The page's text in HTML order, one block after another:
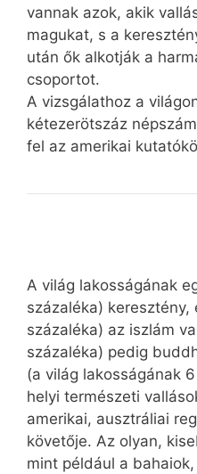
vannak azok, akik
magukat, s a
után ők alkotják a
csoportot.
A vizsgálathoz a
kétezerötszáz
fel az amerikai
A világ lakosságának
százaléka) keresztény,
százaléka) az iszlám
százaléka) pedig
(a világ lakosságának
helyi természeti
amerikai, ausztráliai
követője. Az olyan,
mint például a